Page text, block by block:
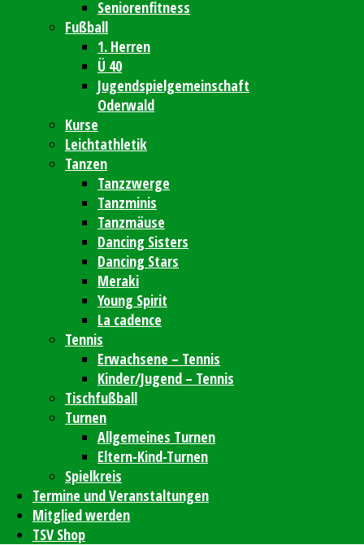
Seniorenfitness
Fußball
1. Herren
Ü 40
Jugendspielgemeinschaft
Oderwald
Kurse
Leichtathletik
Tanzen
Tanzzwerge
Tanzminis
Tanzmäuse
Dancing Sisters
Dancing Stars
Meraki
Young Spirit
La cadence
Tennis
Erwachsene – Tennis
Kinder/Jugend – Tennis
Tischfußball
Turnen
Allgemeines Turnen
Eltern-Kind-Turnen
Spielkreis
Termine und Veranstaltungen
Mitglied werden
TSV Shop